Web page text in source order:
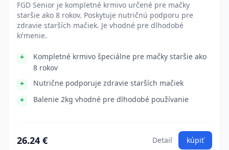
FGD Senior je kompletné krmivo určené pre mačky
staršie ako 8 rokov. Poskytuje nutričnú podporu pre
zdravie starších mačiek. Je vhodné pre dlhodobé
kŕmenie.
Kompletné krmivo špeciálne pre mačky staršie ako
8 rokov
Nutrične podporuje zdravie starších mačiek
Balenie 2kg vhodné pre dlhodobé používanie
26.24 € Detail kúpiť